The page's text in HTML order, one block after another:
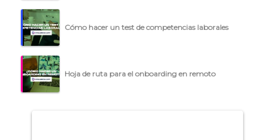
Cómo hacer un test de competencias laborales
Hoja de ruta para el onboarding en remoto